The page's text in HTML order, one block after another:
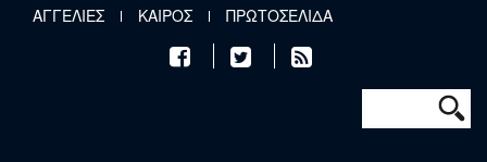
Παράκαμψη προς το κυρίως περιεχόμενο
ΑΓΓΕΛΙΕΣ ΚΑΙΡΟΣ ΠΡΩΤΟΣΕΛΙΔΑ
Φόρμα
Αναζήτηση